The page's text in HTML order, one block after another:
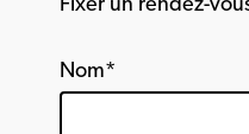
Fixer un rendez-
Nom*